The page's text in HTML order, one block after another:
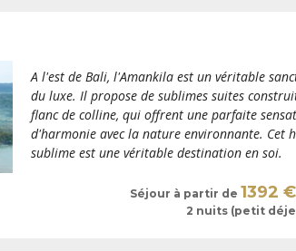
A l'est de Bali, l'Amankila est un véritable
du luxe. Il propose de sublimes suites
flanc de colline, qui offrent une parfaite
d'harmonie avec la nature environnante. Cet
sublime est une véritable destination en soi.
Séjour à partir de 1392 €
2 nuits (petit